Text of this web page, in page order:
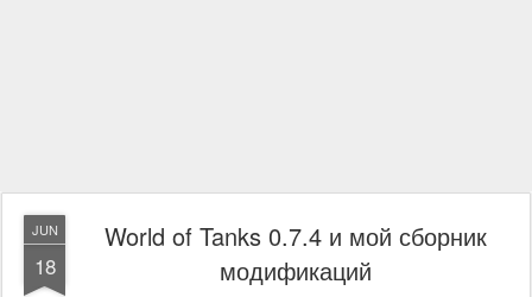
JUN
18
World of Tanks 0.7.4 и мой сборник
модификаций